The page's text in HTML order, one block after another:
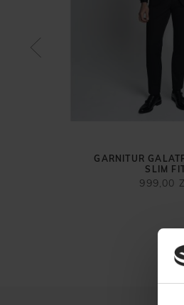
GARNITUR
SLIM
999,00